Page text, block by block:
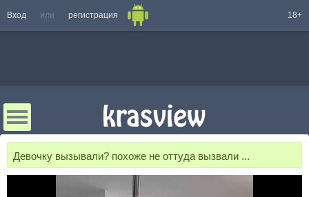
Вход или регистрация 18+
Девочку вызывали? похоже не оттуда вызвали ...